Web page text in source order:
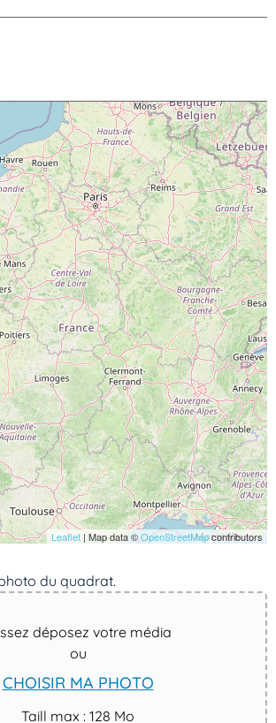
Leaflet| Map data ©OpenStreetMapcontributors
du quadrat.
déposez votre média
ou
CHOISIR MA PHOTO
Taill max : 128 Mo